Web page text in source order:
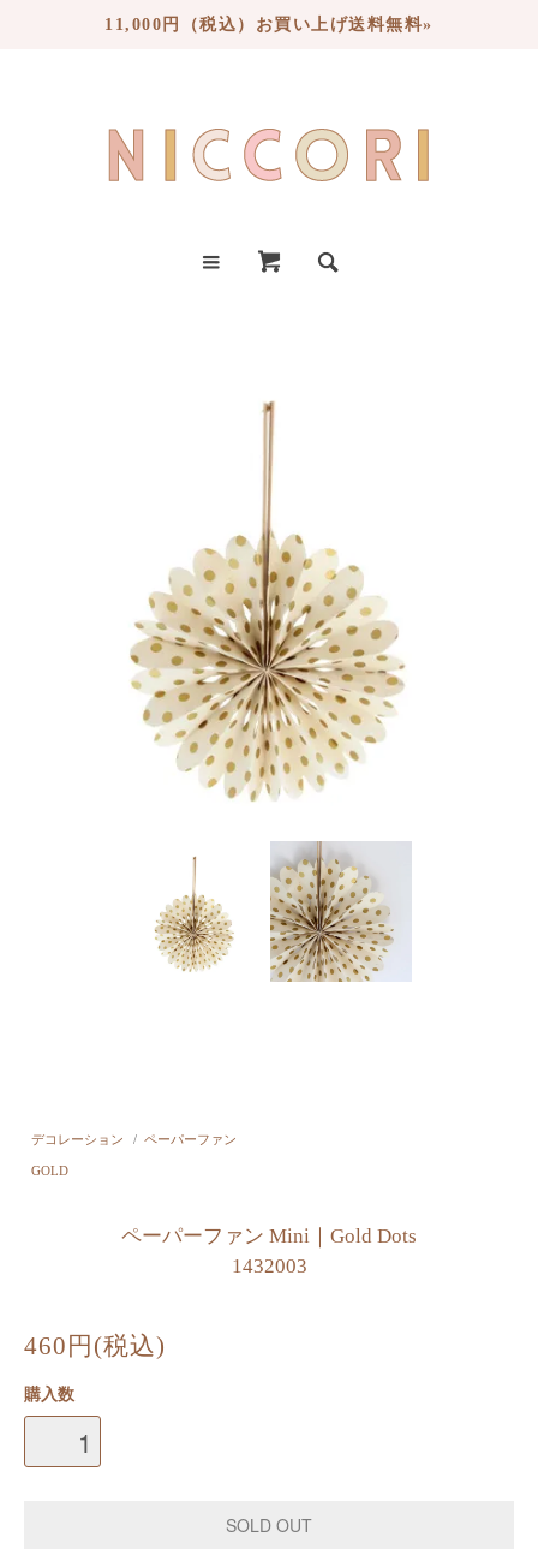
11,000円（税込）お買い上げ送料無料»
デコレーション / ペーパーファン
GOLD
ペーパーファン Mini｜Gold Dots
1432003
460円(税込)
購入数